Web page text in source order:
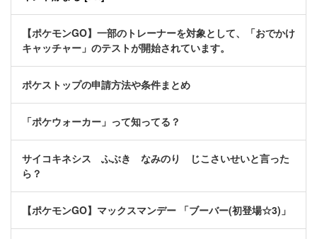
【ポケモンGO】一部のトレーナーを対象として、「おでかけ
キャッチャー」のテストが開始されています。
ポケストップの申請方法や条件まとめ
「ポケウォーカー」って知ってる？
サイコキネシス ふぶき なみのり じこさいせいと言った
ら？
【ポケモンGO】マックスマンデー 「ブーバー(初登場☆3)」